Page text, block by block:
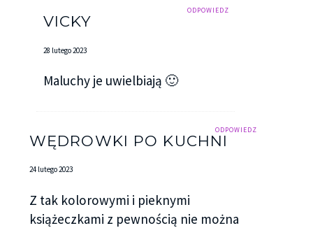
ODPOWIEDZ
VICKY
28 lutego 2023
Maluchy je uwielbiają 🙂
ODPOWIEDZ
WĘDROWKI PO KUCHNI
24 lutego 2023
Z tak kolorowymi i pieknymi
książeczkami z pewnością nie można